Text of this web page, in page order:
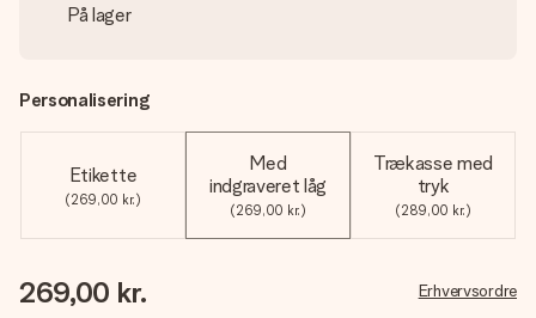
På lager
Personalisering
Etikette
(269,00 kr.)
Med
indgraveret låg
(269,00 kr.)
Trækasse med
tryk
(289,00 kr.)
269,00 kr. Erhvervsordre